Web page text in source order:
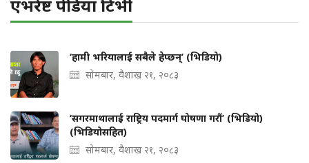
एभरेष्ट पेडिया टिभी
‘हामी भरियालाई सबैले हेप्छन्’ (भिडियो)
सोमबार, वैशाख २१, २०८३
‘सगरमाथालाई राष्ट्रिय पदमार्ग घोषणा गरौं’ (भिडियो)
(भिडियोसहित)
सोमबार, वैशाख २१, २०८३